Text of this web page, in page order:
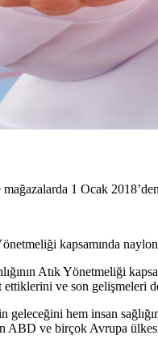
1 Ocak
kapsamında
Atık Yönetmeliği
ettiklerini ve son gelişmeleri
hem insan
ve birçok Avrupa